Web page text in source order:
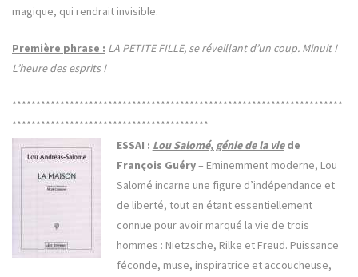
magique, qui rendrait invisible.
Première phrase : LA PETITE FILLE, se réveillant d’un coup. Minuit !
L’heure des esprits !
*********************************************************************
*****************************************
ESSAI : Lou Salomé, génie de la viede
François Guéry– Eminemment moderne, Lou
Salomé incarne une figure d’indépendance et
de liberté, tout en étant essentiellement
connue pour avoir marqué la vie de trois
hommes : Nietzsche, Rilke et Freud. Puissance
féconde, muse, inspiratrice et accoucheuse,